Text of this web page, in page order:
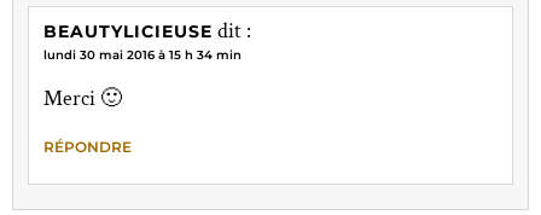
BEAUTYLICIEUSE dit :
lundi 30 mai 2016 à 15 h 34 min
Merci 🙂
RÉPONDRE